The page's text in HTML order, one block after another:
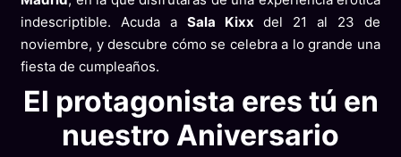
indescriptible. Acuda a Sala Kixx del 21 al 23 de
noviembre, y descubre cómo se celebra a lo grande una
fiesta de cumpleaños.
El protagonista eres tú en
nuestro Aniversario